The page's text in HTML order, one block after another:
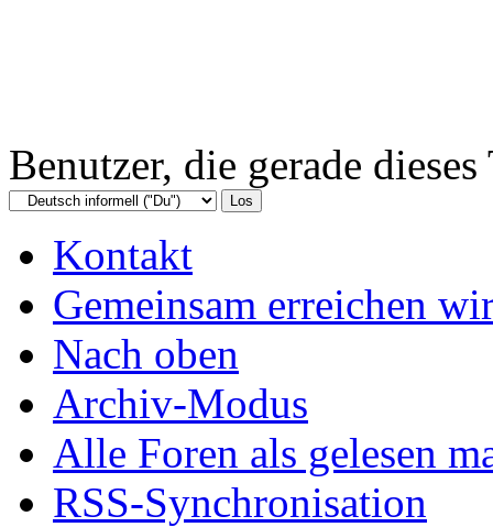
Benutzer, die gerade
Kontakt
Gemeinsam erreichen
Nach oben
Archiv-Modus
Alle Foren als gelesen
RSS-Synchronisation